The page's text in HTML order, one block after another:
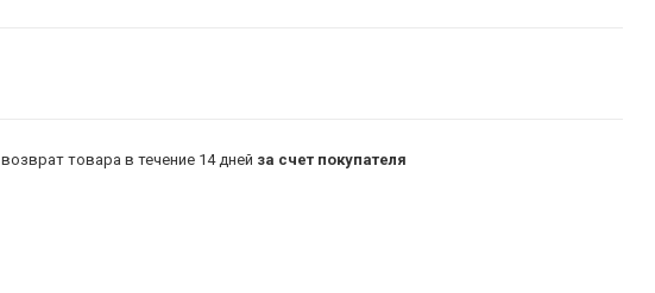
возврат товара в течение 14 дней за счет покупателя